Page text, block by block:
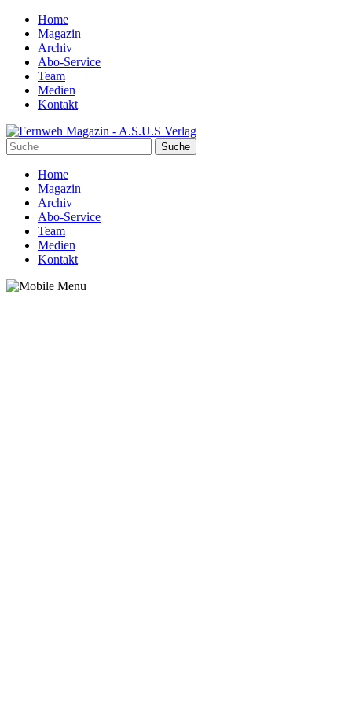
Home
Magazin
Archiv
Abo-Service
Team
Medien
Kontakt
Home
Magazin
Archiv
Abo-Service
Team
Medien
Kontakt